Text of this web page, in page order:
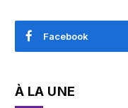
Facebook
À LA UNE